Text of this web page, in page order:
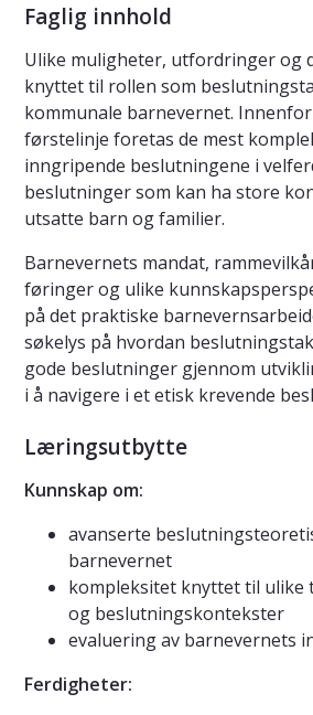
Faglig innhold
Ulike muligheter, utfordringer og
knyttet til rollen som
kommunale barnevernet.
førstelinje foretas de mest
inngripende beslutningene i
beslutninger som kan ha store
utsatte barn og familier.
Barnevernets mandat,
føringer og ulike
på det praktiske
søkelys på hvordan
gode beslutninger gjennom
i å navigere i et etisk krevende
Læringsutbytte
Kunnskap om:
avanserte
barnevernet
kompleksitet knyttet til ulike
og beslutningskontekster
evaluering av barnevernets
Ferdigheter: